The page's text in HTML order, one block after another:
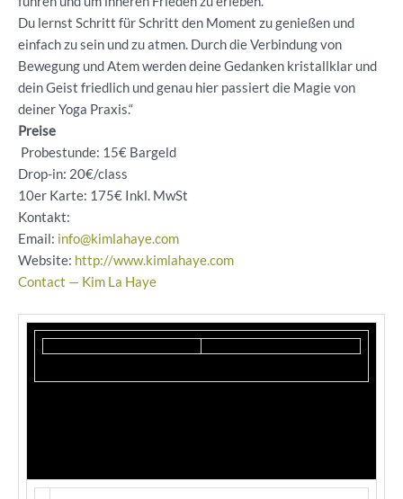
Du lernst Schritt für Schritt den Moment zu genießen und
einfach zu sein und zu atmen. Durch die Verbindung von
Bewegung und Atem werden deine Gedanken kristallklar und
dein Geist friedlich und genau hier passiert die Magie von
deiner Yoga Praxis.“
Preise
Probestunde: 15€ Bargeld
Drop-in: 20€/class
10er Karte: 175€ Inkl. MwSt
Kontakt:
Email: info@kimlahaye.com
Website: http://www.kimlahaye.com
Contact — Kim La Haye